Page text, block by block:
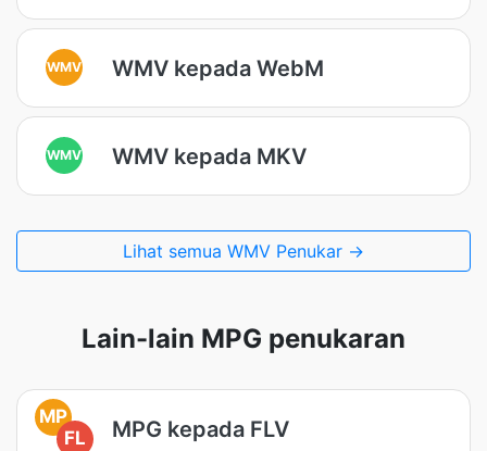
WMV WMV kepada WebM
WMV WMV kepada MKV
Lihat semua WMV Penukar →
Lain-lain MPG penukaran
MP
FL
MPG kepada FLV